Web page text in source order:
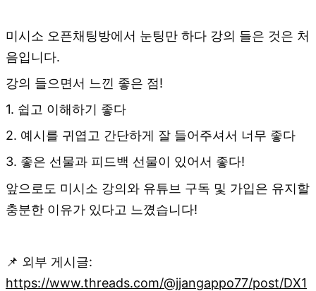
미시소 오픈채팅방에서 눈팅만 하다 강의 들은 것은 처
음입니다.
강의 들으면서 느낀 좋은 점!
1. 쉽고 이해하기 좋다
2. 예시를 귀엽고 간단하게 잘 들어주셔서 너무 좋다
3. 좋은 선물과 피드백 선물이 있어서 좋다!
앞으로도 미시소 강의와 유튜브 구독 및 가입은 유지할
충분한 이유가 있다고 느꼈습니다!
📌 외부 게시글:
https://www.threads.com/@jjangappo77/post/DX1